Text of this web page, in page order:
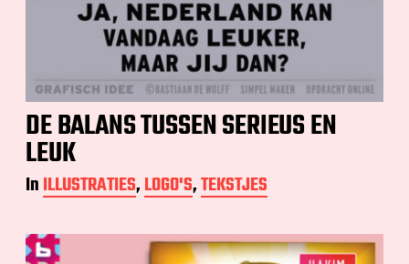
DE BALANS TUSSEN SERIEUS EN
LEUK
InILLUSTRATIES,LOGO'S,TEKSTJES